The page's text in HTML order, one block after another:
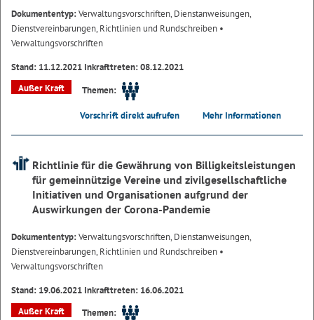
Dokumententyp:Verwaltungsvorschriften, Dienstanweisungen,
Dienstvereinbarungen, Richtlinien und Rundschreiben •
Verwaltungsvorschriften
Stand: 11.12.2021 Inkrafttreten: 08.12.2021
Außer Kraft
Themen:
Vorschrift direkt aufrufen Mehr Informationen
Richtlinie für die Gewährung von Billigkeitsleistungen
für gemeinnützige Vereine und zivilgesellschaftliche
Initiativen und Organisationen aufgrund der
Auswirkungen der Corona-Pandemie
Dokumententyp:Verwaltungsvorschriften, Dienstanweisungen,
Dienstvereinbarungen, Richtlinien und Rundschreiben •
Verwaltungsvorschriften
Stand: 19.06.2021 Inkrafttreten: 16.06.2021
Außer Kraft
Themen: